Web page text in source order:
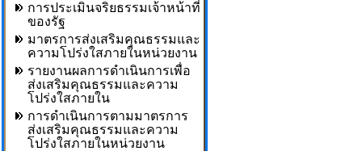
การประเมินจริยธรรมเจ้าหน้าที่
ของรัฐ
มาตรการส่งเสริมคุณธรรมและ
ความโปร่งใสภายในหน่วยงาน
รายงานผลการดำเนินการเพื่อ
ส่งเสริมคุณธรรมและความ
โปร่งใสภายใน
การดำเนินการตามมาตรการ
ส่งเสริมคุณธรรมและความ
โปร่งใสภายในหน่วยงาน